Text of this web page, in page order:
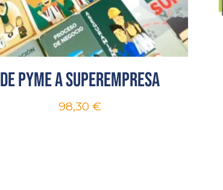
De Pyme a superempresa
98,30 €